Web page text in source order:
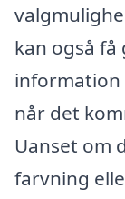
kan også
information
når det
Uanset om
farvning